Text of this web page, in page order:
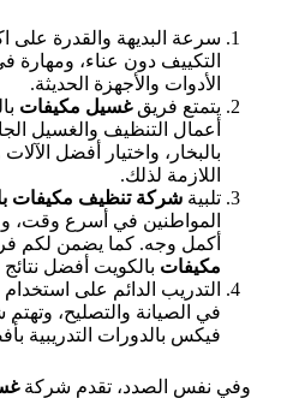
سرعة البديهة والقدرة
التكييف دون عناء، ومهارة
الأدوات والأجهزة الحديثة.
يتمتع فريقغسيل مكيفات
أعمال التنظيف والغسيل
بالبخار، واختيار أفضل
اللازمة لذلك.
تلبية شركة تنظيف مكيفات
المواطنين في أسرع وقت،
أكمل وجه. كما يضمن لكم
مكيفات بالكويت أفضل
التدريب الدائم على
في الصيانة والتصليح،
فيكس بالدورات التدريبية
وفي نفس الصدد، تقدم شركة